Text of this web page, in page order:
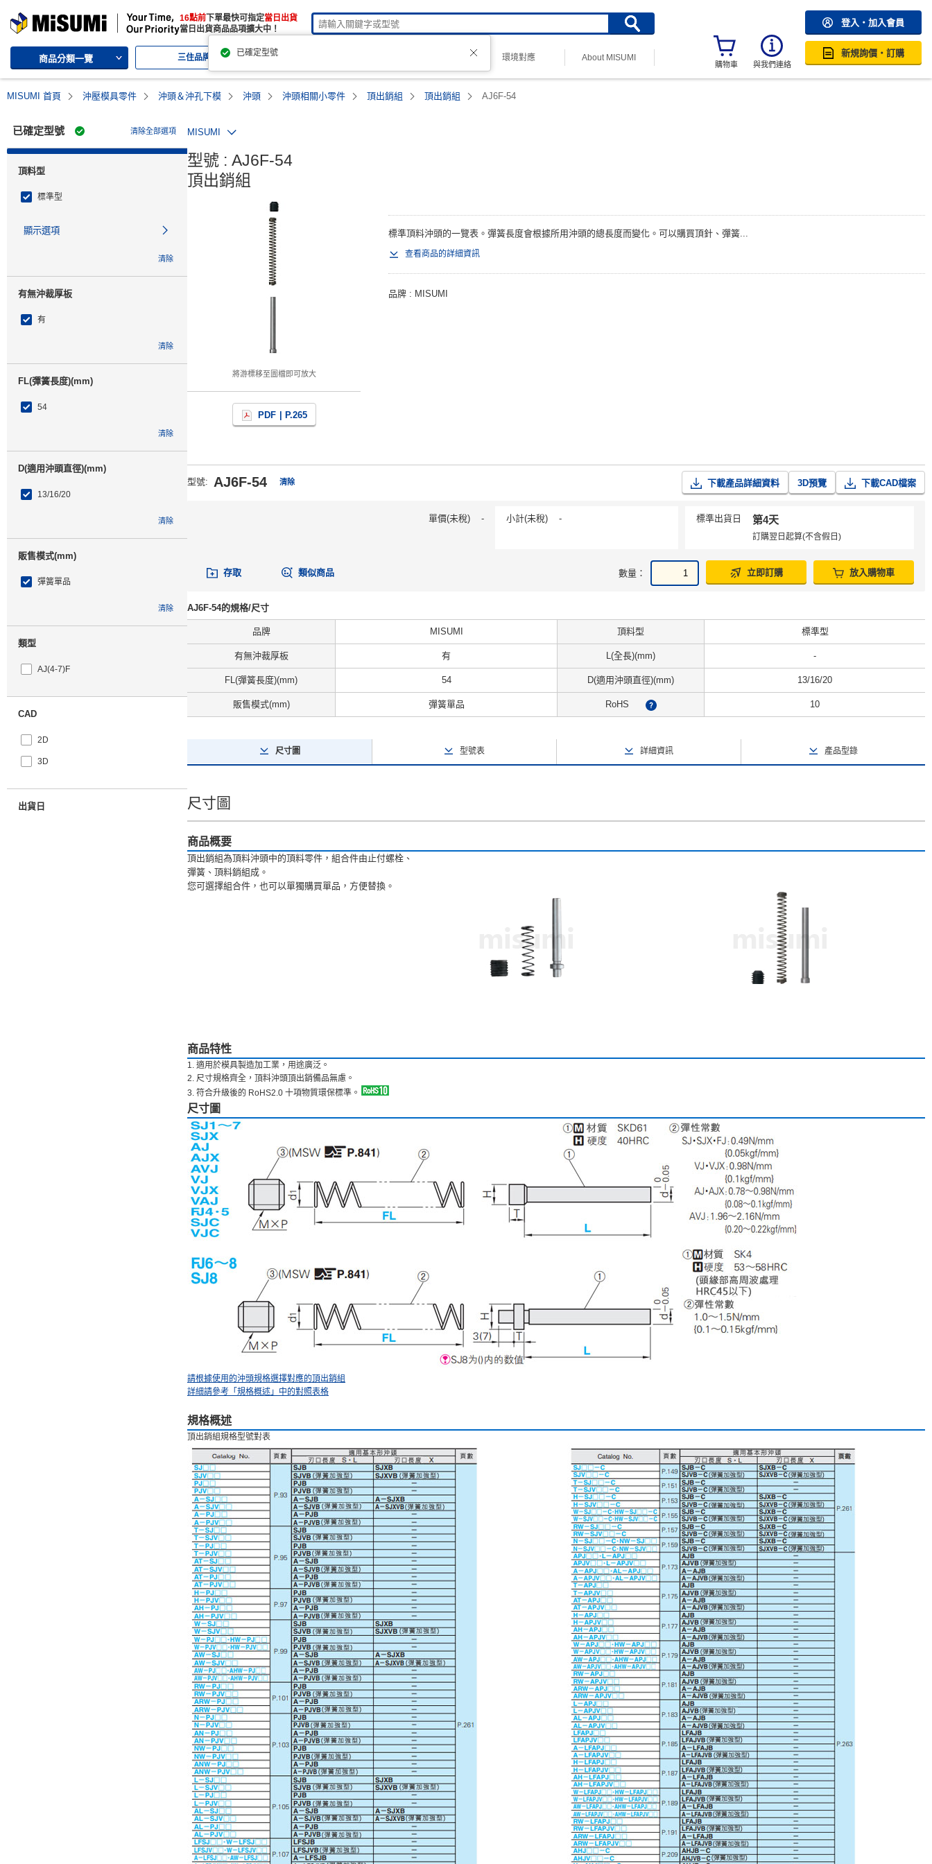
MISUMI | Your Time, Our Priority 16點前 下單最快可指定當日出貨
當日出貨商品品項擴大中！
商品分類一覽 三住品牌 環境對應 About MISUMI
登入・加入會員
購物車 與我們連絡
新規詢價・訂購
MISUMI 首頁 沖壓模具零件 沖頭＆沖孔下模 沖頭 沖頭相關小零件 頂出銷組 頂出銷組 AJ6F-54
已確定型號 清除全部選項
頂料型
標準型
顯示選項
清除
有無沖裁厚板
有
清除
FL(彈簧長度)(mm)
54
清除
D(適用沖頭直徑)(mm)
13/16/20
清除
販售模式(mm)
彈簧單品
清除
類型
AJ(4-7)F
CAD
2D
3D
出貨日
MISUMI
型號 : AJ6F-54
頂出銷組
將游標移至圖檔即可放大
PDF | P.265
標準頂料沖頭的一覽表。彈簧長度會根據所用沖頭的總長度而變化。可以購買頂針、彈簧...
查看商品的詳細資訊
品牌 MISUMI
型號: AJ6F-54 清除 下載產品詳細資料 3D預覽 下載CAD檔案
單價(未稅) - 小計(未稅) - 標準出貨日 第4天
訂購翌日起算(不含假日)
存取 類似商品 數量： 立即訂購 放入購物車
AJ6F-54的規格/尺寸
品牌 MISUMI 頂料型 標準型
有無沖裁厚板 有 L(全長)(mm) -
FL(彈簧長度)(mm) 54 D(適用沖頭直徑)(mm) 13/16/20
販售模式(mm) 彈簧單品 RoHS ? 10
尺寸圖 型號表 詳細資訊 產品型錄
尺寸圖
商品概要
頂出銷組為頂料沖頭中的頂料零件，組合件由止付螺栓、
彈簧、頂料銷組成。
您可選擇組合件，也可以單獨購買單品，方便替換。
商品特性
1. 適用於模具製造加工業，用途廣泛。
2. 尺寸規格齊全，頂料沖頭頂出銷備品無慮。
3. 符合升級後的 RoHS2.0 十項物質環保標準。
尺寸圖
請根據使用的沖頭規格選擇對應的頂出銷組
詳細請參考「規格概述」中的對照表格
規格概述
頂出銷組規格型號對表
已確定型號